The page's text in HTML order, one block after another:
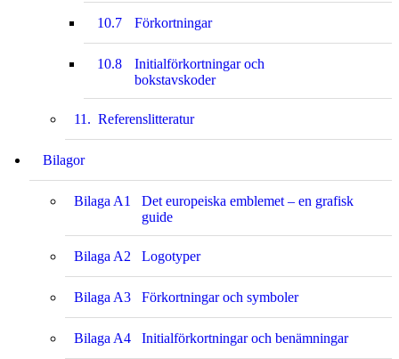
10.7 Förkortningar
10.8
Initialförkortningar och
bokstavskoder
11. Referenslitteratur
Bilagor
Bilaga A1
Det europeiska emblemet – en grafisk
guide
Bilaga A2 Logotyper
Bilaga A3 Förkortningar och symboler
Bilaga A4 Initialförkortningar och benämningar